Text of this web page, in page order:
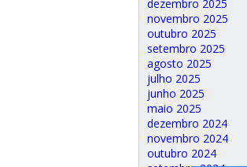
dezembro 2025
novembro 2025
outubro 2025
setembro 2025
agosto 2025
julho 2025
junho 2025
maio 2025
dezembro 2024
novembro 2024
outubro 2024